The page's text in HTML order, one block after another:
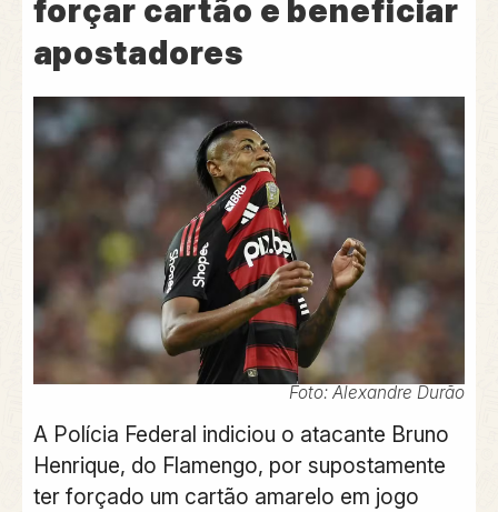
forçar cartão e beneficiar
apostadores
Foto: Alexandre Durão
A Polícia Federal indiciou o atacante Bruno
Henrique, do Flamengo, por supostamente
ter forçado um cartão amarelo em jogo